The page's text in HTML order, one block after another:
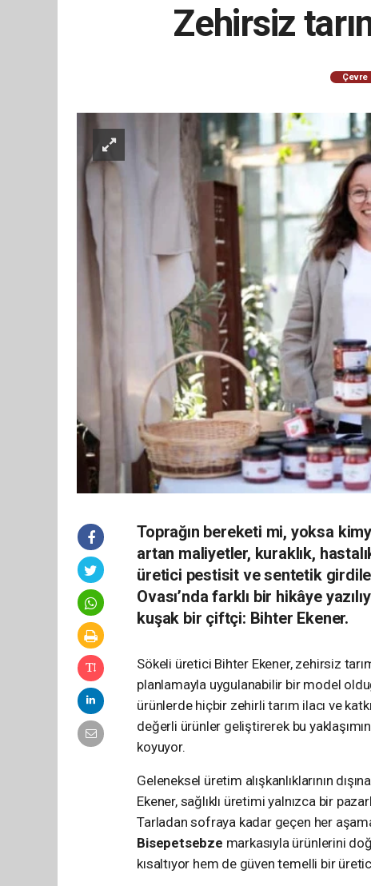
Zehirsiz
Çevre
Toprağın bereketi mi, yoksa
artan maliyetler, kuraklık,
üretici pestisit ve sentetik
Ovası’nda farklı bir hikâye
kuşak bir çiftçi: Bihter Ekener.
Sökeli üretici Bihter Ekener, zehirsiz
planlamayla uygulanabilir bir model
ürünlerde hiçbir zehirli tarım ilacı ve
değerli ürünler geliştirerek bu
koyuyor.
Geleneksel üretim alışkanlıklarının
Ekener, sağlıklı üretimi yalnızca bir
Tarladan sofraya kadar geçen her
Bisepetsebze markasıyla ürünlerini
kısaltıyor hem de güven temelli bir